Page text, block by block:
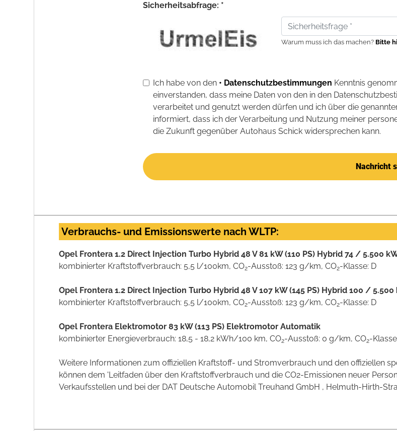
Sicherheitsabfrage: *
Warum muss ich das machen? Bitte
Ich habe von den • Datenschutzbestimmungen Kenntnis
einverstanden, dass meine Daten von den in den
verarbeitet und genutzt werden dürfen und ich über die
informiert, dass ich der Verarbeitung und Nutzung meiner
die Zukunft gegenüber Autohaus Schick widersprechen kann.
Nachricht
Verbrauchs- und Emissionswerte nach WLTP:
Opel Frontera 1.2 Direct Injection Turbo Hybrid 48 V 81 kW (110 PS) Hybrid 74 / 5.500
kombinierter Kraftstoffverbrauch: 5,5 l/100km, CO2-Ausstoß: 123 g/km, CO2-Klasse: D
Opel Frontera 1.2 Direct Injection Turbo Hybrid 48 V 107 kW (145 PS) Hybrid 100 /
kombinierter Kraftstoffverbrauch: 5,5 l/100km, CO2-Ausstoß: 123 g/km, CO2-Klasse: D
Opel Frontera Elektromotor 83 kW (113 PS) Elektromotor Automatik
kombinierter Energieverbrauch: 18,5 - 18,2 kWh/100 km, CO2-Ausstoß: 0 g/km, CO2-
Weitere Informationen zum offiziellen Kraftstoff- und Stromverbrauch und den offiziellen
können dem 'Leitfaden über den Kraftstoffverbrauch und die CO2-Emissionen neuer
Verkaufsstellen und bei der DAT Deutsche Automobil Treuhand GmbH , Helmuth-Hirth-